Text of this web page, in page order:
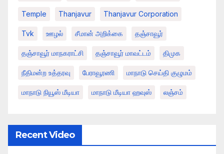
Temple Thanjavur Thanjavur Corporation
Tvk ஊழல் சீமான் அறிக்கை தஞ்சாவூர்
தஞ்சாவூர் மாநகராட்சி தஞ்சாவூர் மாவட்டம் திமுக
நீதிமன்ற உத்தரவு பேராவூரணி மாநாடு செய்தி குழுமம்
மாநாடு நியூஸ் மீடியா மாநாடு மீடியா ஹவுஸ் லஞ்சம்
Recent Video